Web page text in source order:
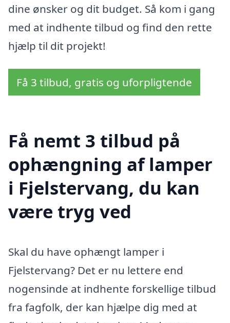
dine ønsker og dit budget. Så kom i gang
med at indhente tilbud og find den rette
hjælp til dit projekt!
Få 3 tilbud, gratis og uforpligtende
Få nemt 3 tilbud på
ophængning af lamper
i Fjelstervang, du kan
være tryg ved
Skal du have ophængt lamper i
Fjelstervang? Det er nu lettere end
nogensinde at indhente forskellige tilbud
fra fagfolk, der kan hjælpe dig med at